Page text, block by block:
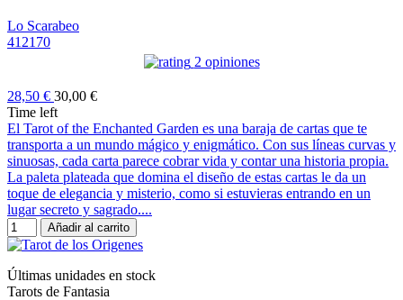
Lo Scarabeo
412170
2 opiniones
28,50 € 30,00 €
Time left
El Tarot of the Enchanted Garden es una baraja de cartas que te
transporta a un mundo mágico y enigmático. Con sus líneas curvas y
sinuosas, cada carta parece cobrar vida y contar una historia propia.
La paleta plateada que domina el diseño de estas cartas le da un
toque de elegancia y misterio, como si estuvieras entrando en un
lugar secreto y sagrado....
Añadir al carrito
Últimas unidades en stock
Tarots de Fantasia